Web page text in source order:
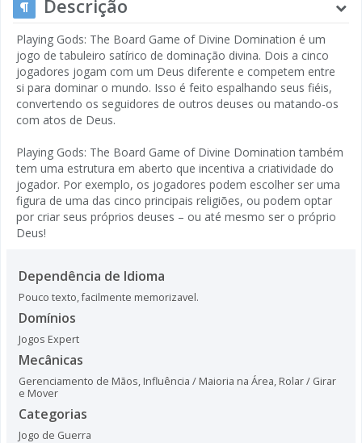
Descrição
Playing Gods: The Board Game of Divine Domination é um
jogo de tabuleiro satírico de dominação divina. Dois a cinco
jogadores jogam com um Deus diferente e competem entre
si para dominar o mundo. Isso é feito espalhando seus fiéis,
convertendo os seguidores de outros deuses ou matando-os
com atos de Deus.
Playing Gods: The Board Game of Divine Domination também
tem uma estrutura em aberto que incentiva a criatividade do
jogador. Por exemplo, os jogadores podem escolher ser uma
figura de uma das cinco principais religiões, ou podem optar
por criar seus próprios deuses – ou até mesmo ser o próprio
Deus!
Dependência de Idioma
Pouco texto, facilmente memorizavel.
Domínios
Jogos Expert
Mecânicas
Gerenciamento de Mãos, Influência / Maioria na Área, Rolar / Girar
e Mover
Categorias
Jogo de Guerra